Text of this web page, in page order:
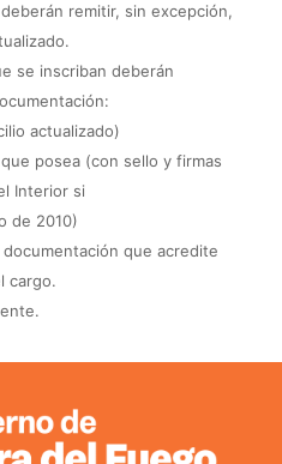
remitir, sin excepción,
se inscriban deberán
actualizado)
posea (con sello y firmas
Interior si
de 2010)
que acredite
cargo.